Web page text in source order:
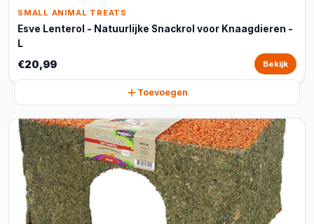
SMALL ANIMAL TREATS
Esve Lenterol - Natuurlijke Snackrol voor Knaagdieren -
L
€20,99 Bekijk
Toevoegen